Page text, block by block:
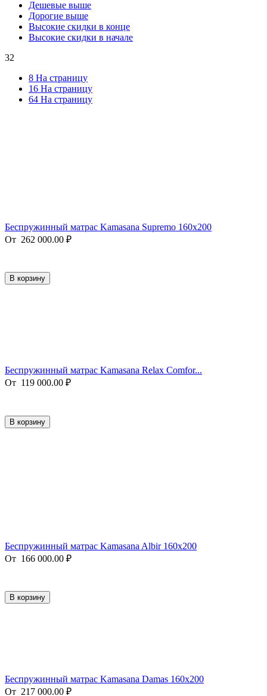
Дешевые выше
Дорогие выше
Высокие скидки в конце
Высокие скидки в начале
32
8 На страницу
16 На страницу
64 На страницу
Беспружинный матрас Kamasana Supremo 160x200
От 262 000.00 ₽
В корзину
Беспружинный матрас Kamasana Relax Comfor...
От 119 000.00 ₽
В корзину
Беспружинный матрас Kamasana Albir 160x200
От 166 000.00 ₽
В корзину
Беспружинный матрас Kamasana Damas 160x200
От 217 000.00 ₽